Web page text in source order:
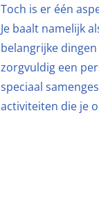
Toch is er één
Je baalt namelijk
belangrijke
zorgvuldig een
speciaal
activiteiten die je